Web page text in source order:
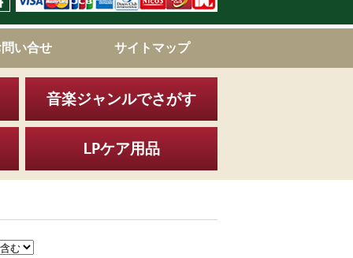
い合せ サイトマップ
音楽ジャンルでさがす
LPケア用品